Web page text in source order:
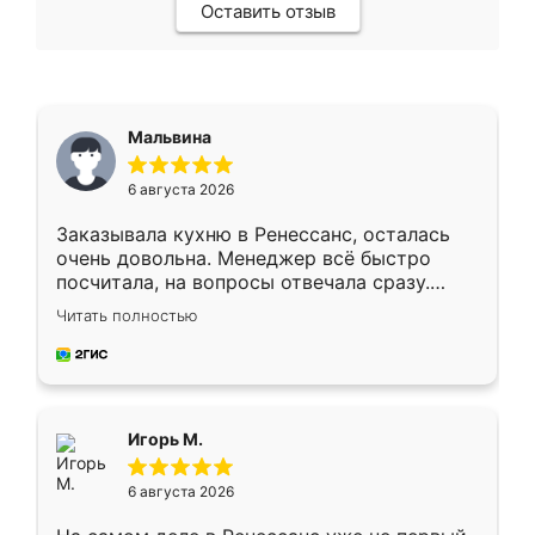
Оставить отзыв
Мальвина
6 августа 2026
Заказывала кухню в Ренессанс, осталась
очень довольна. Менеджер всё быстро
посчитала, на вопросы отвечала сразу.
Замерщик приехал в субботу, подошёл к
делу со всей ответственностью. Собрали
за день, ребята работали аккуратно, даже
Читать полностью
Игорь М.
6 августа 2026